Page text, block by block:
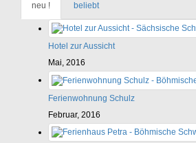
neu ! beliebt
Hotel zur Aussicht
Mai, 2016
Ferienwohnung Schulz
Februar, 2016